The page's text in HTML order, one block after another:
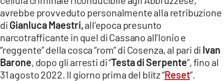
CATANZAROCHANNEL.IT
LACAPITALENEWS.IT
App
ANDROID
avrebbe provveduto personalmente alla retribuzione
di Gianluca Maestri,all’epoca presunto
narcotrafficante in quel di Cassano all’Ionio e
“reggente” della cosca “rom” di Cosenza, al pari di Ivan
Barone, dopo gli arresti di “Testa di Serpente”, fino al
31 agosto 2022. Il giorno prima del blitz “Reset”.